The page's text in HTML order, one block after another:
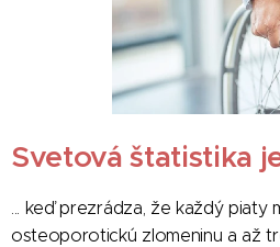
Svetová štatistika
... keď prezrádza, že každý piaty
osteoporotickú zlomeninu a až